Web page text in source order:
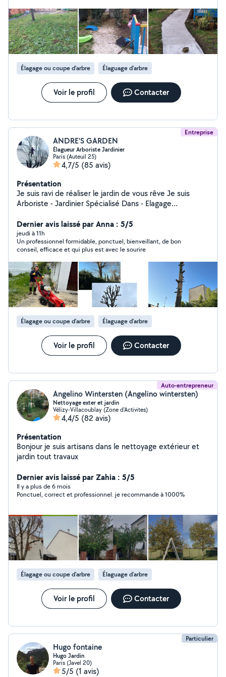
Élagage ou coupe d'arbre Élaguage d'arbre
Voir le profil Contacter
Entreprise
ANDRE'S GARDEN
Élagueur Arboriste Jardinier
Paris (Auteuil 25)
4,7/5 (85 avis)
Présentation
Je suis ravi de réaliser le jardin de vous rêve Je suis
Arboriste - Jardinier Spécialisé Dans - Elagage
de tout le matériel professionnel Broyage de branches
Taille des haies -Tonte de votre gazon - Débroussaillage
. Entretien de jardin bureau restaurant . Parc - Plus , de
Contrat à l'année , au trimestriel . -Gazon Placage En
rouleau et SEMI N'hésitez pas à me contacter -mon
O633223304 Je suis disponible et à votre écoute.
Merci pour votre confiance.
Dernier avis laissé par Anna : 5/5
jeudi à 11h
Un professionnel formidable, ponctuel, bienveillant, de bon
conseil, efficace et qui plus est avec le sourire
Élagage ou coupe d'arbre Élaguage d'arbre
Voir le profil Contacter
Auto-entrepreneur
Angelino Wintersten (Angelino wintersten)
Nettoyage exter et jardin
Vélizy-Villacoublay (Zone d'Activites)
4,4/5 (82 avis)
Présentation
Bonjour je suis artisans dans le nettoyage extérieur et
jardin tout travaux
Dernier avis laissé par Zahia : 5/5
Il y a plus de 6 mois
Ponctuel, correct et professionnel. je recommande à 1000%
Élagage ou coupe d'arbre Élaguage d'arbre
Voir le profil Contacter
Particulier
Hugo fontaine
Hugo Jardin
Paris (Javel 20)
5/5 (1 avis)